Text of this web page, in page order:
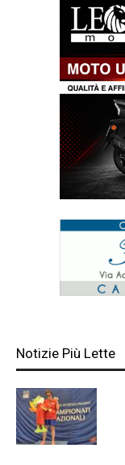
Notizie Più Lette